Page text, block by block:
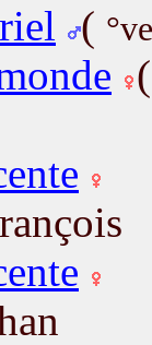
(